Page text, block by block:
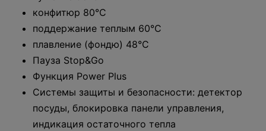
конфитюр 80°C
поддержание теплым 60°C
плавление (фондю) 48°C
Пауза Stop&Go
Функция Power Plus
Системы защиты и безопасности: детектор
посуды, блокировка панели управления,
индикация остаточного тепла